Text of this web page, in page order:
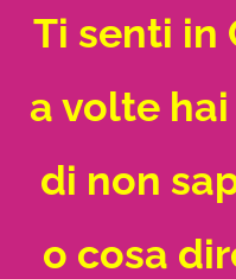
Ti senti in
a volte
di non
o cosa